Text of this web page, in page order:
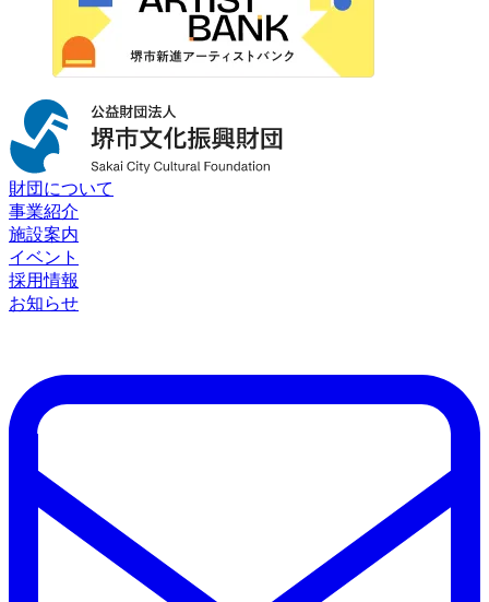
財団について
事業紹介
施設案内
イベント
採用情報
お知らせ